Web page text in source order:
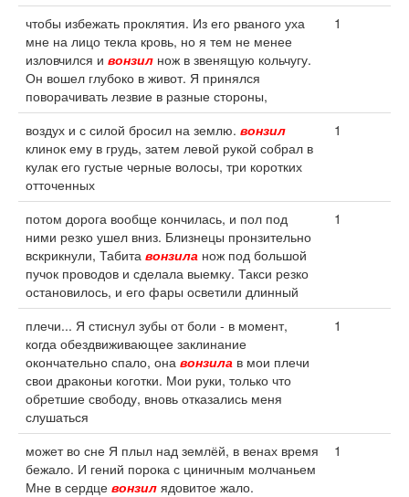
чтобы избежать проклятия. Из его рваного уха
мне на лицо текла кровь, но я тем не менее
изловчился и вонзил нож в звенящую кольчугу.
Он вошел глубоко в живот. Я принялся
поворачивать лезвие в разные стороны,
1
воздух и с силой бросил на землю. вонзил
клинок ему в грудь, затем левой рукой собрал в
кулак его густые черные волосы, три коротких
отточенных
1
потом дорога вообще кончилась, и пол под
ними резко ушел вниз. Близнецы пронзительно
вскрикнули, Табита вонзила нож под большой
пучок проводов и сделала выемку. Такси резко
остановилось, и его фары осветили длинный
1
плечи... Я стиснул зубы от боли - в момент,
когда обездвиживающее заклинание
окончательно спало, она вонзила в мои плечи
свои драконьи коготки. Мои руки, только что
обретшие свободу, вновь отказались меня
слушаться
1
может во сне Я плыл над землёй, в венах время
бежало. И гений порока с циничным молчаньем
Мне в сердце вонзил ядовитое жало.
1